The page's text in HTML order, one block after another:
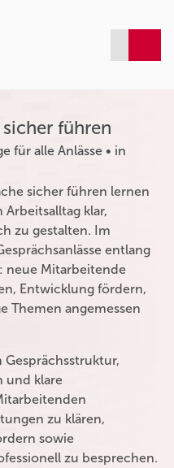
führen
für alle Anlässe • in
sicher führen lernen
Arbeitsalltag klar,
zu gestalten. Im
entlang
neue Mitarbeitende
Entwicklung fördern,
Themen angemessen
und klare
zu klären,
sowie
zu besprechen.